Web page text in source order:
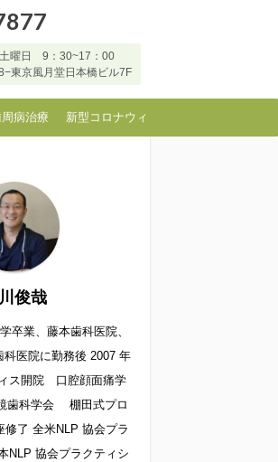
曜日 9：30~17：00
東京風月堂日本橋ビル7F
病治療 新型コロナウィ
俊哉
卒業、藤本歯科医院、
医院に勤務後 2007 年
ス開院 口腔顔面痛学
歯科学会 棚田式プロ
修了 全米NLP 協会プラ
NLP 協会プラクティシ